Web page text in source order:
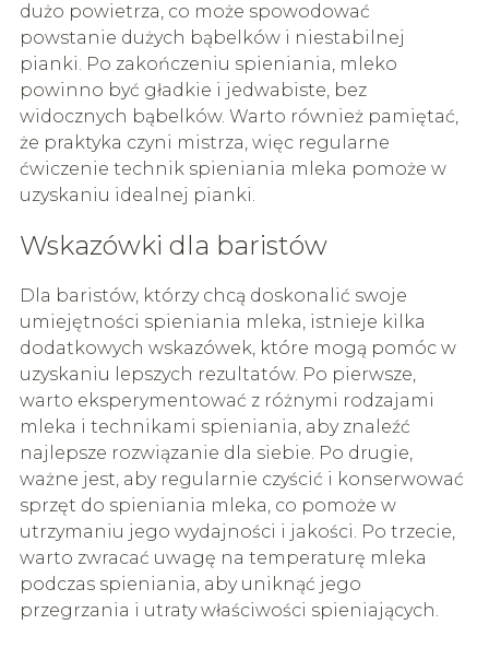
dużo powietrza, co może spowodować
powstanie dużych bąbelków i niestabilnej
pianki. Po zakończeniu spieniania, mleko
powinno być gładkie i jedwabiste, bez
widocznych bąbelków. Warto również pamiętać,
że praktyka czyni mistrza, więc regularne
ćwiczenie technik spieniania mleka pomoże w
uzyskaniu idealnej pianki.
Wskazówki dla baristów
Dla baristów, którzy chcą doskonalić swoje
umiejętności spieniania mleka, istnieje kilka
dodatkowych wskazówek, które mogą pomóc w
uzyskaniu lepszych rezultatów. Po pierwsze,
warto eksperymentować z różnymi rodzajami
mleka i technikami spieniania, aby znaleźć
najlepsze rozwiązanie dla siebie. Po drugie,
ważne jest, aby regularnie czyścić i konserwować
sprzęt do spieniania mleka, co pomoże w
utrzymaniu jego wydajności i jakości. Po trzecie,
warto zwracać uwagę na temperaturę mleka
podczas spieniania, aby uniknąć jego
przegrzania i utraty właściwości spieniających.